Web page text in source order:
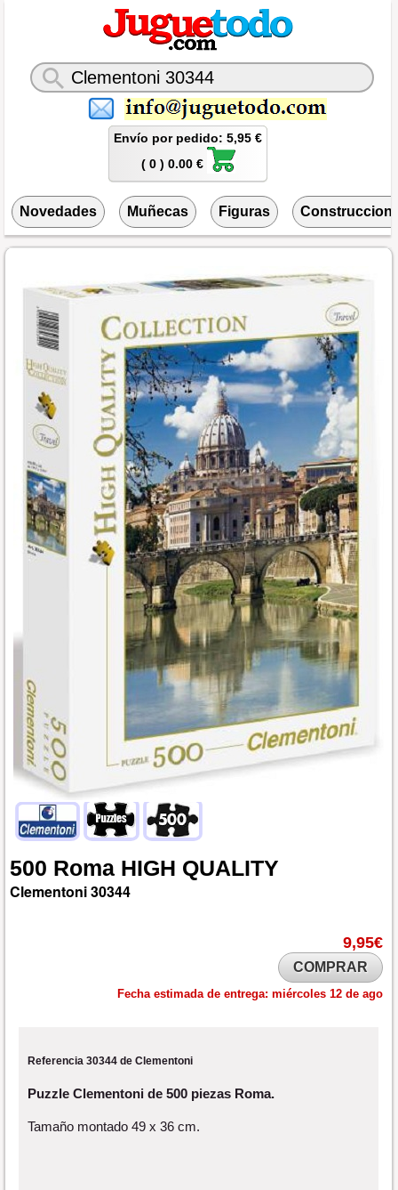
Envío por pedido: 5,95 €
( 0 ) 0.00 €
Novedades Muñecas Figuras
500 Roma HIGH QUALITY
Clementoni30344
9,95€
COMPRAR
Fecha estimada de entrega: miércoles 12 de ago
Referencia 30344 de Clementoni
Puzzle Clementoni de 500 piezas Roma.
Tamaño montado 49 x 36 cm.